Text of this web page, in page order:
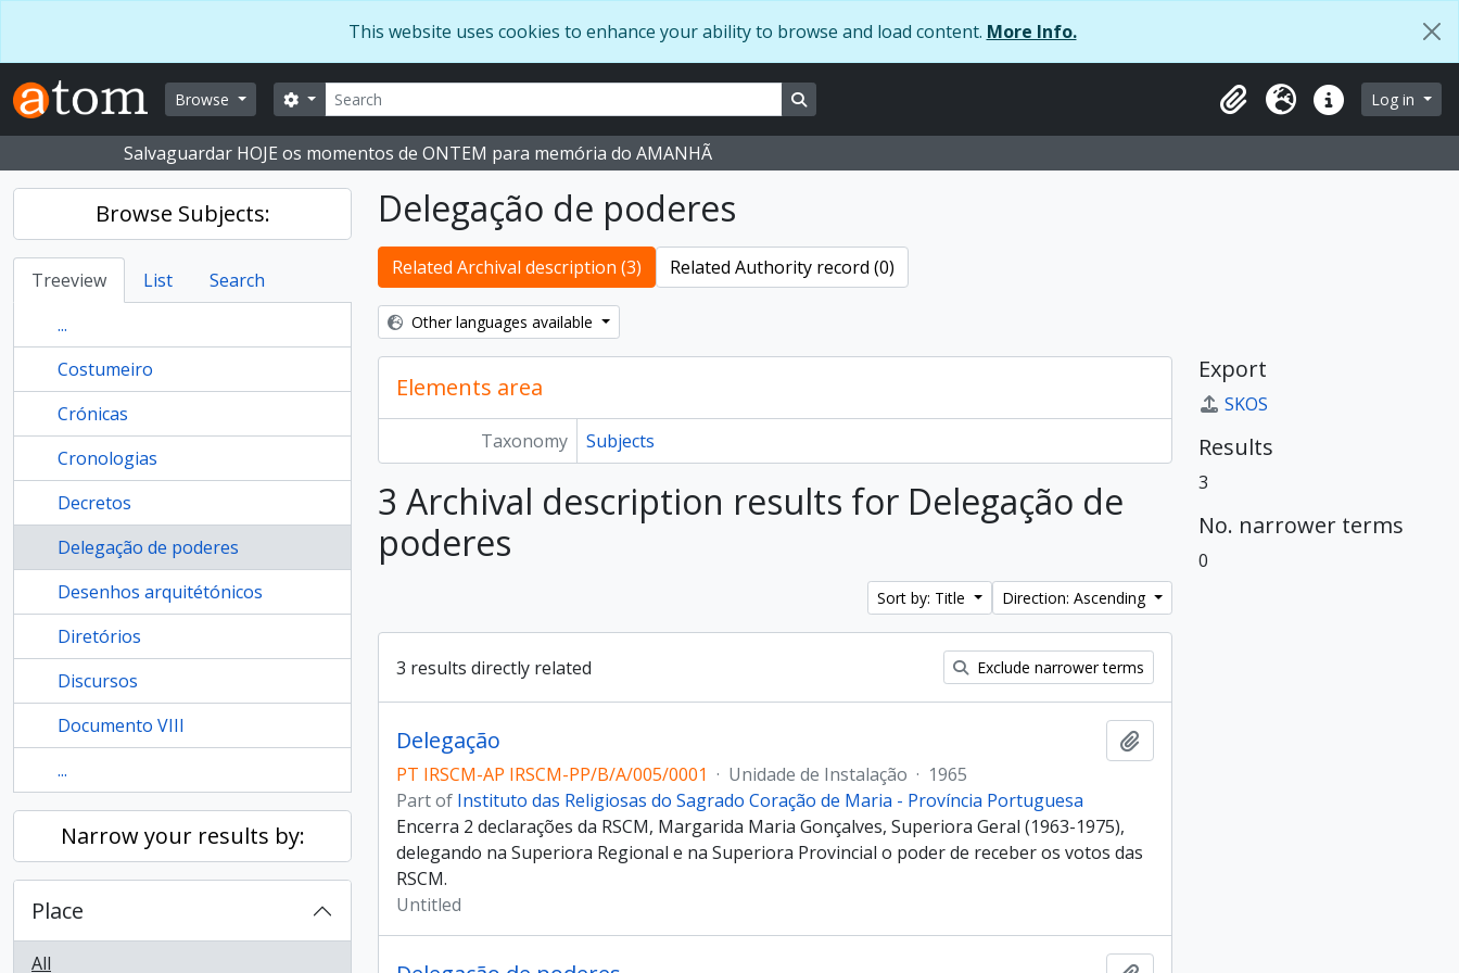
This website uses cookies to enhance your ability to browse and load content. More Info.
Browse Search
Search options
ClipboardLanguageQuick linksLog in
Salvaguardar HOJE os momentos de ONTEM para memória do AMANHÃ
Browse Subjects:
Treeview List
Search
...
Costumeiro
Crónicas
Cronologias
Decretos
Delegação de poderes
Desenhos arquitétónicos
Diretórios
Discursos
Documento VIII
...
Narrow your results by:
Place
All
Delegação de poderes
Related Archival description (3) Related Authority record (0)
Other languages available
Elements area
Taxonomy Subjects
3 Archival description results for Delegação de
poderes
Sort by: Title Direction: Ascending
3 results directly related Exclude narrower terms
Delegação
PT IRSCM-AP IRSCM-PP/B/A/005/0001 · Unidade de Instalação · 1965
Part of Instituto das Religiosas do Sagrado Coração de Maria - Província Portuguesa
Encerra 2 declarações da RSCM, Margarida Maria Gonçalves, Superiora Geral (1963-1975),
delegando na Superiora Regional e na Superiora Provincial o poder de receber os votos das
RSCM.
Untitled
Export
SKOS
Results
3
No. narrower terms
0